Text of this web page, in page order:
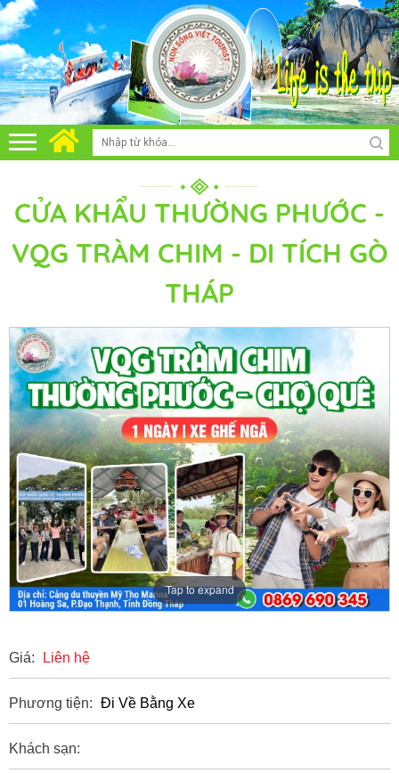
CỬA KHẨU THƯỜNG PHƯỚC -
VQG TRÀM CHIM - DI TÍCH GÒ
THÁP
Tap to expand
Giá: Liên hệ
Phương tiện: Đi Về Bằng Xe
Khách sạn: